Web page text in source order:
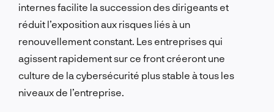
internes facilite la succession des dirigeants et
réduit l’exposition aux risques liés à un
renouvellement constant. Les entreprises qui
agissent rapidement sur ce front créeront une
culture de la cybersécurité plus stable à tous les
niveaux de l’entreprise.